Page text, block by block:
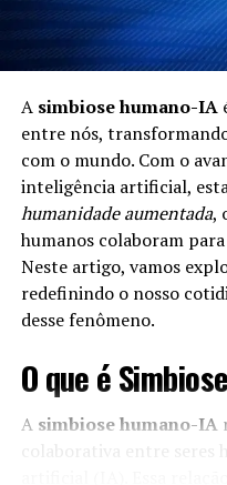
A simbiose humano-IA
entre nós,
com o mundo. Com o
inteligência artificial,
humanidade aumentada,
humanos colaboram
Neste artigo, vamos
redefinindo o nosso
desse fenômeno.
O que é
A simbiose humano-IA